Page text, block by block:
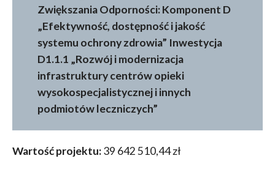
Zwiększania Odporności: Komponent D
„Efektywność, dostępność i jakość
systemu ochrony zdrowia” Inwestycja
D1.1.1 „Rozwój i modernizacja
infrastruktury centrów opieki
wysokospecjalistycznej i innych
podmiotów leczniczych”
Wartość projektu:39 642 510,44 zł